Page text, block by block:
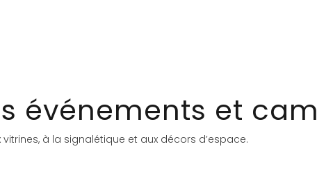
événements et
à la signalétique et aux décors d’espace.